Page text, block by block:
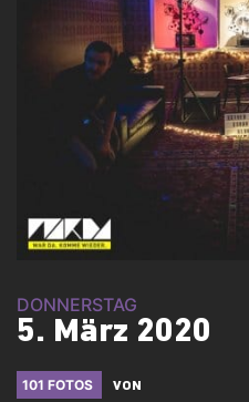
DONNERSTAG
5. März 2020
101 FOTOS VON